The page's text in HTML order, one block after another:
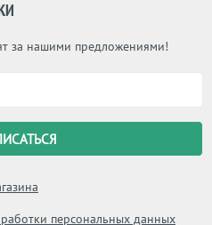
за нашими предложениями!
персональных данных